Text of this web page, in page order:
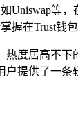
Uniswap等
握在Trust钱
热度居高不
提供了一条